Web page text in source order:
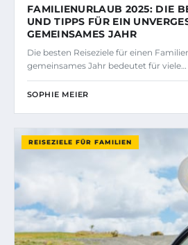
FAMILIENURLAUB 2025: DIE
UND TIPPS FÜR EIN
GEMEINSAMES JAHR
Die besten Reiseziele für einen
gemeinsames Jahr bedeutet für viele…
SOPHIE MEIER
REISEZIELE FÜR FAMILIEN